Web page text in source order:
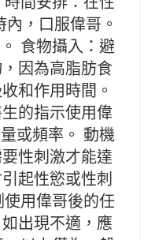
，口服偉哥。
食物攝入：避
因為高脂肪食
和作用時間。
的指示使用偉
或頻率。 動機
性刺激才能達
起性慾或性刺
用偉哥後的任
出現不適，應